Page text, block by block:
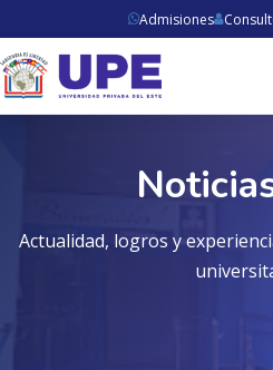
Admisiones
Actualidad, logros y